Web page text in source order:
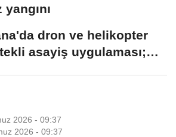
yangını
dron ve helikopter
asayiş uygulaması;
2026 - 09:37
2026 - 09:37